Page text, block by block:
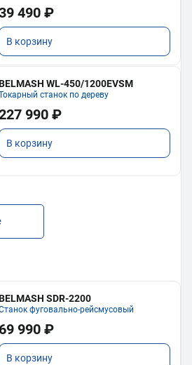
490 ₽
В корзину
WL-450/1200EVSM
станок по дереву
990 ₽
В корзину
SDR-2200
фуговально-рейсмусовый
69 990 ₽
В корзину